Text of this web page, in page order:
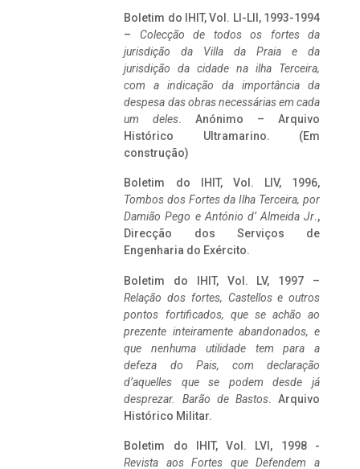
Boletim do IHIT, Vol. LI-LII, 1993-1994
– Colecção de todos os fortes da
jurisdição da Villa da Praia e da
jurisdição da cidade na ilha Terceira,
com a indicação da importância da
despesa das obras necessárias em cada
um deles. Anónimo – Arquivo
Histórico Ultramarino. (Em
construção)
Boletim do IHIT, Vol. LIV, 1996,
Tombos dos Fortes da Ilha Terceira, por
Damião Pego e António d’ Almeida Jr.,
Direcção dos Serviços de
Engenharia do Exército.
Boletim do IHIT, Vol. LV, 1997 –
Relação dos fortes, Castellos e outros
pontos fortificados, que se achão ao
prezente inteiramente abandonados, e
que nenhuma utilidade tem para a
defeza do Pais, com declaração
d’aquelles que se podem desde já
desprezar. Barão de Bastos. Arquivo
Histórico Militar.
Boletim do IHIT, Vol. LVI, 1998 -
Revista aos Fortes que Defendem a